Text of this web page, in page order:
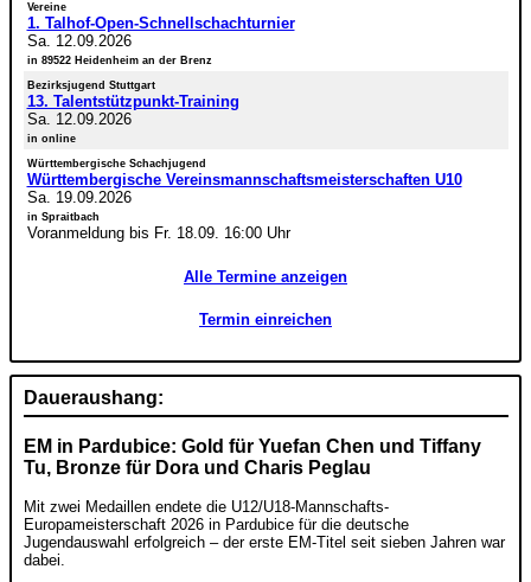
Vereine
1. Talhof-Open-Schnellschachturnier
Sa. 12.09.2026
in 89522 Heidenheim an der Brenz
Bezirksjugend Stuttgart
13. Talentstützpunkt-Training
Sa. 12.09.2026
in online
Württembergische Schachjugend
Württembergische Vereinsmannschaftsmeisterschaften U10
Sa. 19.09.2026
in Spraitbach
Voranmeldung bis Fr. 18.09. 16:00 Uhr
Alle Termine anzeigen
Termin einreichen
Daueraushang:
EM in Pardubice: Gold für Yuefan Chen und Tiffany
Tu, Bronze für Dora und Charis Peglau
Mit zwei Medaillen endete die U12/U18-Mannschafts-
Europameisterschaft 2026 in Pardubice für die deutsche
Jugendauswahl erfolgreich – der erste EM-Titel seit sieben Jahren war
dabei.